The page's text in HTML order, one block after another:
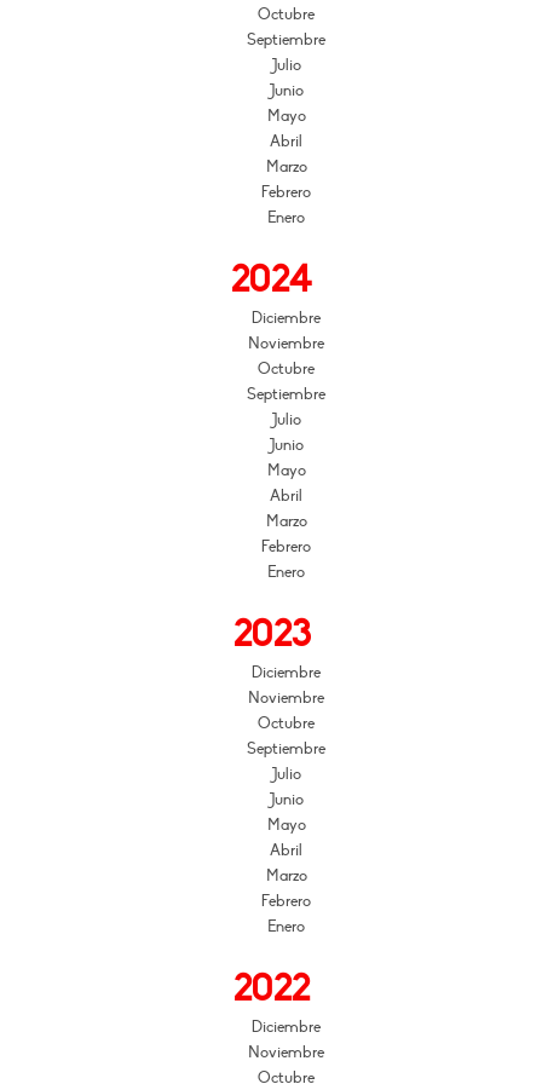
Octubre
Septiembre
Julio
Junio
Mayo
Abril
Marzo
Febrero
Enero
2024
Diciembre
Noviembre
Octubre
Septiembre
Julio
Junio
Mayo
Abril
Marzo
Febrero
Enero
2023
Diciembre
Noviembre
Octubre
Septiembre
Julio
Junio
Mayo
Abril
Marzo
Febrero
Enero
2022
Diciembre
Noviembre
Octubre